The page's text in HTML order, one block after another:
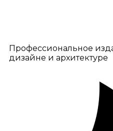
Профессиональное
дизайне и архитектуре